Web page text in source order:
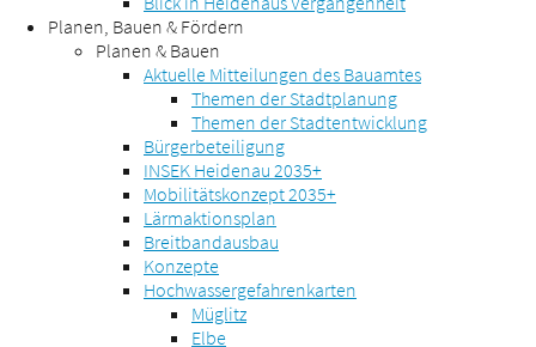
Planen, Bauen & Fördern
Planen & Bauen
Aktuelle Mitteilungen des Bauamtes
Themen der Stadtplanung
Themen der Stadtentwicklung
Bürgerbeteiligung
INSEK Heidenau 2035+
Mobilitätskonzept 2035+
Lärmaktionsplan
Breitbandausbau
Konzepte
Hochwassergefahrenkarten
Müglitz
Elbe